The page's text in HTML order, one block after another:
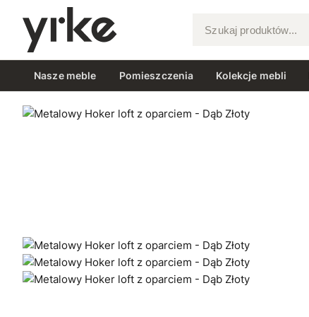
Szukaj produktów...
Nasze meble Pomieszczenia Kolekcje mebli